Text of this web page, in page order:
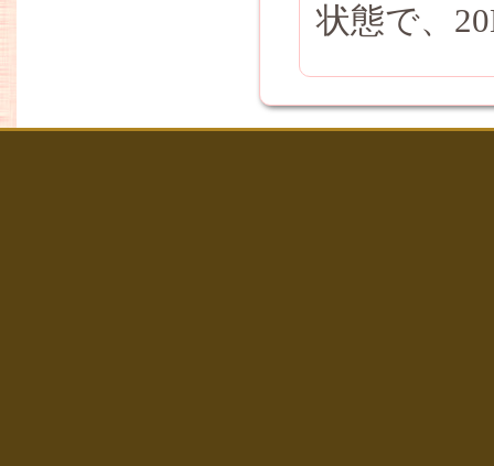
状態で、